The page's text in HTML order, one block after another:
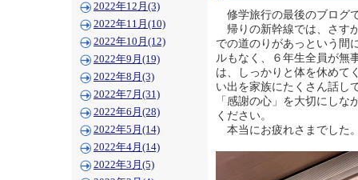
2022年12月(3)
2022年11月(10)
2022年10月(12)
2022年9月(19)
2022年8月(3)
2022年7月(31)
2022年6月(28)
2022年5月(14)
2022年4月(14)
2022年3月(5)
修学旅行の最後のブログ
帰りの新幹線では、さす
での道のりがあっという間
ルもなく、６年生全員が無
は、しっかりと体を休めて
い出を家族にたくさん話し
「感謝の心」を大切にし
ください。
本当にお疲れさまでした